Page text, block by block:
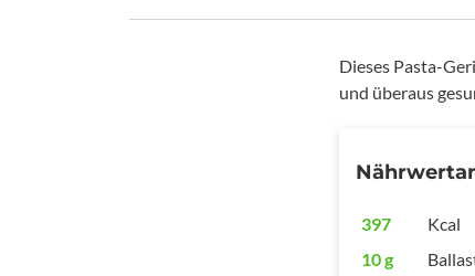
Dieses Pasta-
und überaus
397
Kcal
10 g